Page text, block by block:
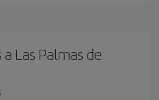
Las Palmas de